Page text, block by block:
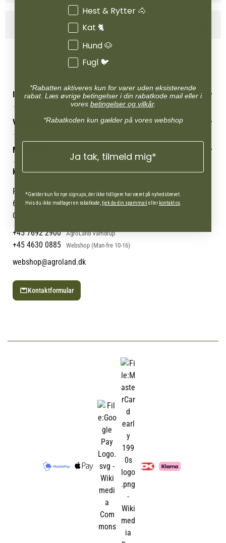
INFORMATION
Reklamations- & fortrydelsesret
Levering & afhentning
Følg din bestilling
Persondatapolitik
Cookies
VORES BUTIK
Vores butikker
Job
Mærker
Om os
Om Vestjyllands Andel
Blog
Ofte stillede spørgsmål
MIN KONTO
Administrer min konto
KONTAKT OS
Pantonevej 10
6580 Vamdrup
CVR: 21 38 54 84
+45 7692 2900
AgroLand Vamdrup
+45 4630 0885 Webshop (Man-fre 10-16)
webshop@agroland.dk
Kontaktformular
Hest & Rytter 🐴
Kat 🐈
Hund 🐶
Fugl 🐦
*Rabatten aktiveres kun for varer uden eksisterende
rabat. Læs øvrige betingelser i din rabatkode mail eller i
vores betingelser og vilkår.
*Rabatkoden kun gælder på vores webshop
Ja tak, tilmeld mig*
*Gælder kun for nye signups, der ikke tidligere har været på nyhedsbrevet.
Hvis du ikke modtager en rabatkode, tjek da din spammail ellerkontakt os